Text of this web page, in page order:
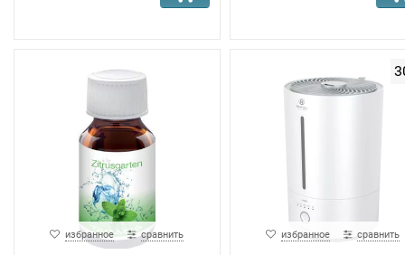
избранное сравнить избранное сравнить